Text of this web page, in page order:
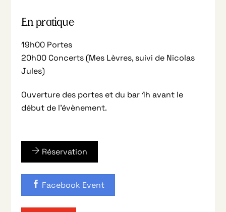
En pratique
19h00 Portes
20h00 Concerts (Mes Lèvres, suivi de Nicolas
Jules)
Ouverture des portes et du bar 1h avant le
début de l’évènement.
Réservation
Facebook Event